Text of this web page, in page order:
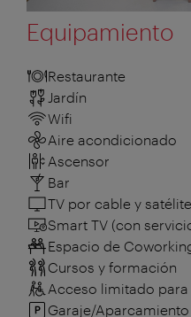
Equipamiento
Restaurante
Jardín
Wifi
Aire acondicionado
Ascensor
Bar
TV por cable y satélite
Smart TV (con
Espacio de
Cursos y formación
Acceso limitado
Garaje/Aparcamiento